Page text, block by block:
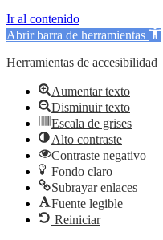
Ir al contenido
Abrir barra de herramientas
Herramientas de accesibilidad
Aumentar texto
Disminuir texto
Escala de grises
Alto contraste
Contraste negativo
Fondo claro
Subrayar enlaces
Fuente legible
Reiniciar